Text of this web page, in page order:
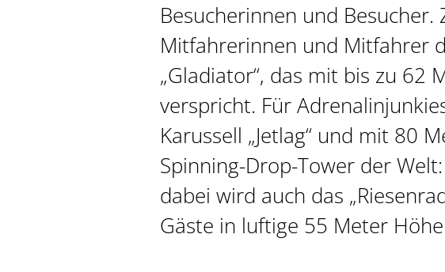
Besucherinnen und
Mitfahrerinnen und Mitfahrer
„Gladiator“, das mit bis zu 62
verspricht. Für
Karussell „Jetlag“ und mit 80
Spinning-Drop-Tower der
dabei wird auch das
Gäste in luftige 55 Meter